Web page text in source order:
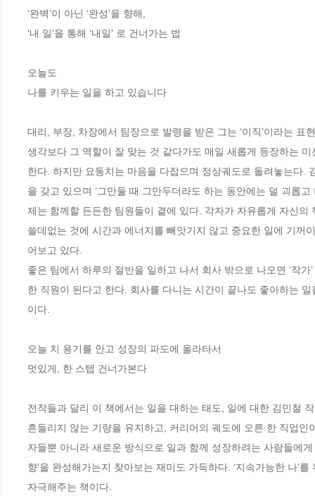
‘완벽’이 아닌 ‘완성’을 향해,
‘내 일’을 통해 ‘내일’ 로 건너가는 법
오늘도
나를 키우는 일을 하고 있습니다
대리, 부장, 차장에서 팀장으로 발령을 받은 그는 ‘이직’이라는
생각보다 그 역할이 잘 맞는 것 같다가도 매일 새롭게 등장하는
한다. 하지만 요동치는 마음을 다잡으며 정상궤도로 돌려놓는다.
을 갖고 있으며 ‘그만둘 때 그만두더라도 하는 동안에는 덜 괴롭
제는 함께할 든든한 팀원들이 곁에 있다. 각자가 자유롭게 자신
쓸데없는 것에 시간과 에너지를 빼앗기지 않고 중요한 일에 기꺼
어보고 있다.
좋은 팀에서 하루의 절반을 일하고 나서 회사 밖으로 나오면 ‘작
한 직원이 된다고 한다. 회사를 다니는 시간이 끝나도 좋아하는
이다.
오늘 치 용기를 안고 성장의 파도에 올라타서
멋있게, 한 스텝 건너가본다
전작들과 달리 이 책에서는 일을 대하는 태도, 일에 대한 김민철
흔들리지 않는 기량을 유지하고, 커리어의 궤도에 오른 한 직업
자들뿐 아니라 새로운 방식으로 일과 함께 성장하려는 사람들에
향’을 완성해가는지 찾아보는 재미도 가득하다. ‘지속가능한 나’
자극해주는 책이다.